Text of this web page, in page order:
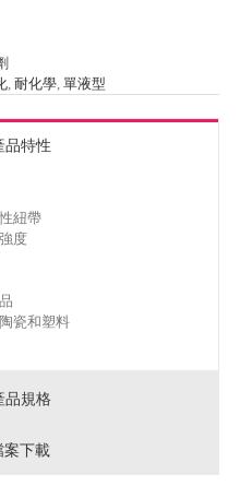
, 耐化學, 單液型
品特性
紐帶
度
瓷和塑料
品規格
案下載